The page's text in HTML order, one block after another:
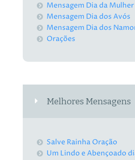
Mensagem Dia da Mulher
Mensagem Dia dos Avós
Mensagem Dia dos
Orações
Melhores Mensagens
Salve Rainha Oração
Um Lindo e Abençoado